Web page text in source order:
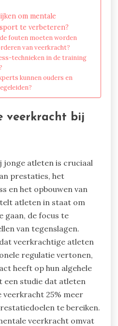
om mentale
te verbeteren?
fouten moeten worden
van veerkracht?
technieken in de training
kunnen ouders en
veerkracht bij
jonge atleten is cruciaal
prestaties, het
en het opbouwen van
atleten in staat om
gaan, de focus te
van tegenslagen.
veerkrachtige atleten
regulatie vertonen,
heeft op hun algehele
een studie dat atleten
veerkracht 25% meer
te bereiken.
veerkracht omvat